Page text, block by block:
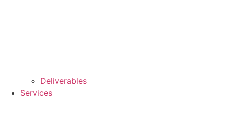
Deliverables
Services